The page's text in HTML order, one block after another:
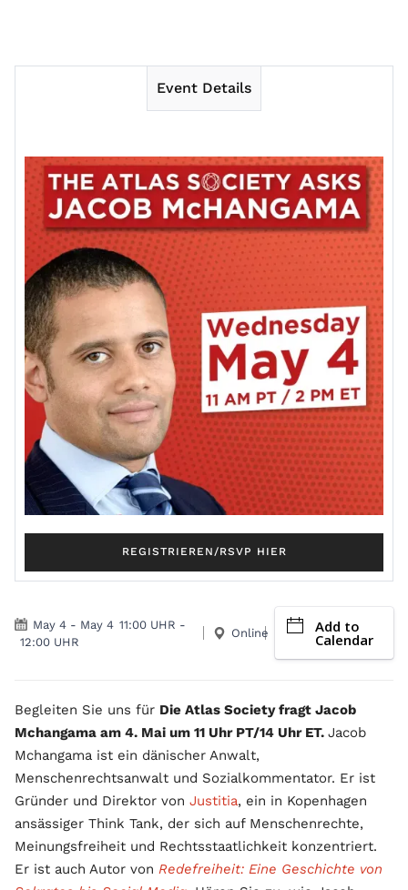
Event Details
REGISTRIEREN/RSVP HIER
May 4 - May 4 11:00 UHR -
12:00 UHR
Online Add to
Calendar
Begleiten Sie uns für Die Atlas Society fragt Jacob
Mchangama am 4. Mai um 11 Uhr PT/14 Uhr ET. Jacob
Mchangama ist ein dänischer Anwalt,
Menschenrechtsanwalt und Sozialkommentator. Er ist
Gründer und Direktor von Justitia, ein in Kopenhagen
ansässiger Think Tank, der sich auf Menschenrechte,
Meinungsfreiheit und Rechtsstaatlichkeit konzentriert.
Er ist auch Autor von Redefreiheit: Eine Geschichte von